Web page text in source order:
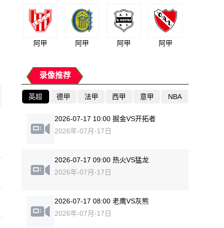
阿甲 阿甲 阿甲 阿甲
录像推荐
英超 德甲 法甲 西甲 意甲 NBA
2026-07-17 10:00 掘金VS开拓者
2026年-07月-17日
2026-07-17 09:00 热火VS猛龙
2026年-07月-17日
2026-07-17 08:00 老鹰VS灰熊
2026年-07月-17日